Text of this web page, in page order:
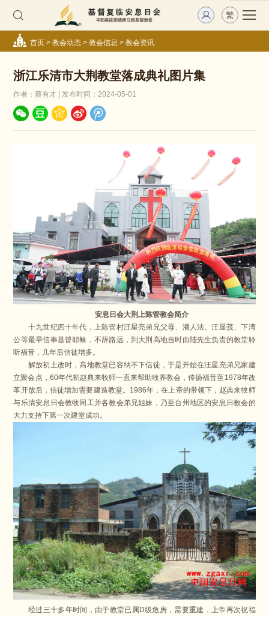
繁
首页> 教会动态> 教会信息 > 教会资讯
浙江乐清市大荆教堂落成典礼图片集
作者：蔡有才 | 发布时间：2024-05-01
安息日会大荆上陈管教会简介
十九世纪四十年代，上陈管村汪星亮弟兄父母、潘人法、汪显茙、下湾
公等最早信奉基督耶稣，不辞路远，到大荆高地当时由陆先生负责的教堂聆
听福音，几年后信徒增多。
解放初土改时，高地教堂已容纳不下信徒，于是开始在汪星亮弟兄家建
立聚会点，60年代初赵典来牧师一直来帮助牧养教会，传扬福音至1978年改
革开放后，信徒增加需要建造教堂。1986年，在上帝的带领下，赵典来牧师
与乐清安息日会教牧同工并各教会弟兄姐妹，乃至台州地区的安息日教会的
大力支持下第一次建堂成功。
经过三十多年时间，由于教堂已属D级危房，需要重建，上帝再次祝福